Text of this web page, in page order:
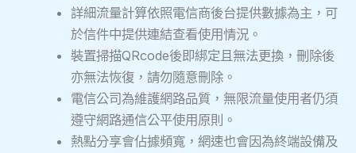
詳細流量計算依照電信商後台提供數據為主，可
於信件中提供連結查看使用情況。
裝置掃描QRcode後即綁定且無法更換，刪除後
亦無法恢復，請勿隨意刪除。
電信公司為維護網路品質，無限流量使用者仍須
遵守網路通信公平使用原則。
熱點分享會佔據頻寬，網速也會因為終端設備及